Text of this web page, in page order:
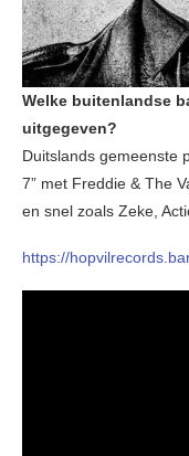
Welke buitenlandse
uitgegeven?
Duitslands gemeenste
7” met Freddie & The
en snel zoals Zeke,
https://